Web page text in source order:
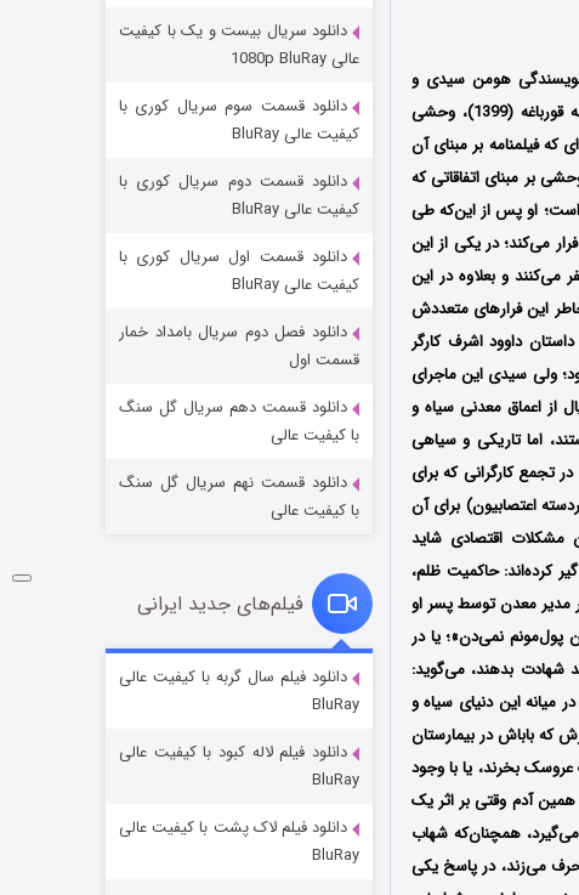
نویسندگی هومن سیدی و
تهیه‌کنندگی محمدرضا صابری در شبکه نمایش خانگی محصول سال 1404 است؛ پس از مجموعه قورباغه (1399)، وحشی
فیلمنامه بر مبنای آن
بر مبنای اتفاقاتی که
است؛ او پس از این‌که طی
می‌کند؛ در یکی از این
و چنگال تونلی 18 متری را در زندان حفر می‌کنند و بعلاوه در این
این فرارهای متعددش
داوود اشرف کارگر
ولی سیدی این ماجرای
از اعماق معدنی سیاه و
اما تاریکی و سیاهی
تجمع کارگرانی که برای
اعتصابیون) برای آن
مشکلات اقتصادی شاید
کرده‌اند: حاکمیت ظلم،
مدیر معدن توسط پسر او
پول‌مونم نمی‌دن»؛ یا در
شهادت بدهند، می‌گوید:
این دنیای سیاه و
که باباش در بیمارستان
بخرند، یا با وجود
همین آدم وقتی بر اثر یک
همچنان‌که شهاب
می‌زند، در پاسخ یکی
مردگان متحرک: شهر مرده ۳
شکست استوارت در نجات جهان
قسمت 7 (زیرنویس) منتشر شد
شوگر فصل ۲
قسمت
دانلود سریال بیست و یک با کیفیت
عالی 1080p BluRay
دانلود قسمت سوم سریال کوری با
کیفیت عالی BluRay
دانلود قسمت دوم سریال کوری با
کیفیت عالی BluRay
دانلود قسمت اول سریال کوری با
کیفیت عالی BluRay
دانلود فصل دوم سریال بامداد خمار
قسمت اول
دانلود قسمت دهم سریال گل سنگ
با کیفیت عالی
دانلود قسمت نهم سریال گل سنگ
با کیفیت عالی
فیلم‌های جدید ایرانی
دانلود فیلم سال گربه با کیفیت عالی
BluRay
دانلود فیلم لاله کبود با کیفیت عالی
BluRay
دانلود فیلم لاک پشت با کیفیت عالی
BluRay